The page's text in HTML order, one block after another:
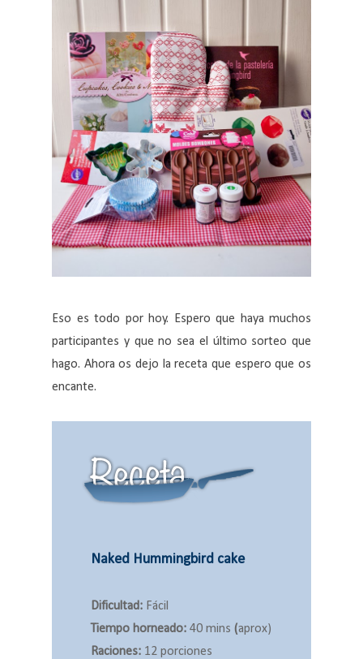
Eso es todo por hoy. Espero que haya muchos
participantes y que no sea el último sorteo que
hago. Ahora os dejo la receta que espero que os
encante.
Naked Hummingbird cake
Dificultad: Fácil
Tiempo horneado: 40 mins (aprox)
Raciones: 12 porciones